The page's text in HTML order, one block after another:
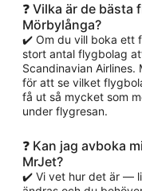
❓ Vilka är de
Mörbylånga?
✔️ Om du vill boka ett
stort antal flygbolag
Scandinavian
för att se vilket
få ut så mycket som
under flygresan.
❓ Kan jag avboka
MrJet?
✔️ Vi vet hur det är —